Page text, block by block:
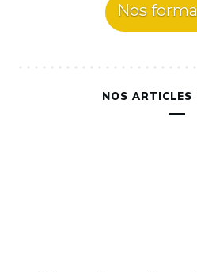
Nos
NOS ARTICLES